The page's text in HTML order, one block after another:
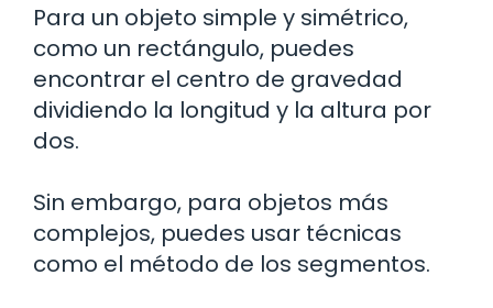
Para un objeto simple y simétrico,
como un rectángulo, puedes
encontrar el centro de gravedad
dividiendo la longitud y la altura por
dos.
Sin embargo, para objetos más
complejos, puedes usar técnicas
como el método de los segmentos.